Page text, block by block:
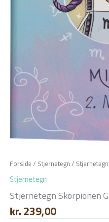
Forside / Stjernetegn /
Stjernetegn
Stjernetegn Skorpionen
kr. 239,00